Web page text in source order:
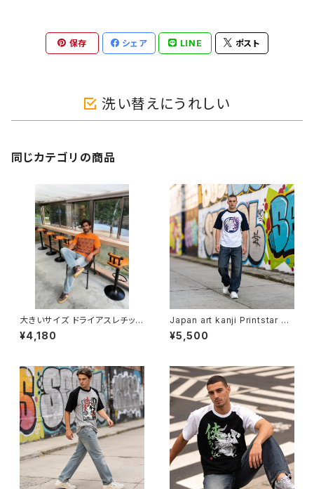
保存 シェア LINE ポスト
洗い替えにうれしい
同じカテゴリの商品
大きいサイズ ドライアスレチック
Tシャツ ビッグサイズ 半袖 T s
hirt オリジナル デザイン アメリ
トソー 個性的 人気 定番 重ね着
bigsize doggy
¥4,180
Japan art kanji Printstar ヘ
ビーウェイト Tシャツ 半袖 T s
hirt オリジナル デザイン アメリ
ンダー ウェア カットソー 個性
人気 定番 重ね着 和風 soul o
utfit worldwide shipping 鯔
背
¥5,500